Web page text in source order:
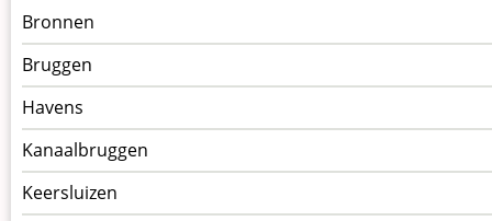
Menu
kunstwerken
op
kunstwerkpagina
Bronnen
Bruggen
Havens
Kanaalbruggen
Keersluizen